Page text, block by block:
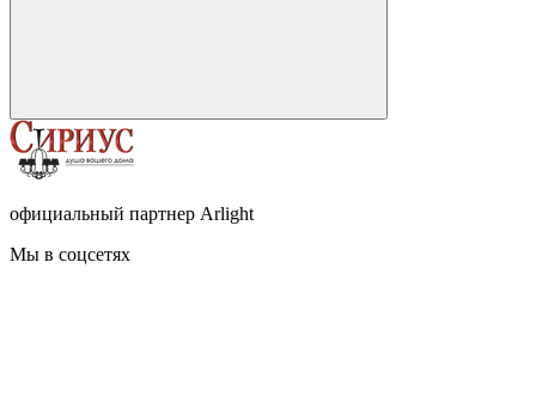
официальный партнер Arlight
Мы в соцсетях